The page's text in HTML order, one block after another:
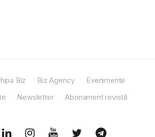
Biz Biz Agency
Evenimente
Newsletter Abonament revistă